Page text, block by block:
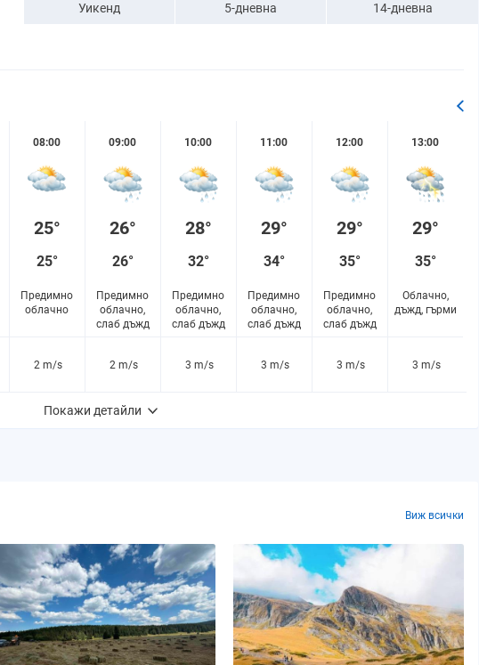
Уикенд 5-дневна 14-дневна
08:00
25°
25°
Предимно
облачно
2 m/s
1013 hPa
99%
09:00
26°
26°
Предимно
облачно,
слаб дъжд
2 m/s
1014 hPa
97%
10:00
28°
32°
Предимно
облачно,
слаб дъжд
3 m/s
1014 hPa
89%
11:00
29°
34°
Предимно
облачно,
слаб дъжд
3 m/s
1014 hPa
12:00
29°
35°
Предимно
облачно,
слаб дъжд
3 m/s
1014 hPa
79%
13:00
29°
35°
Облачно,
дъжд, гърми
3 m/s
79%
Покажи детайли
Виж всички